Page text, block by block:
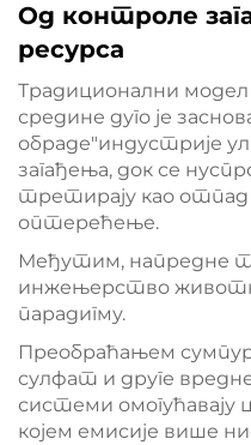
Од контроле
ресурса
Традиционални
средине дуго је
обраде"индустрије
загађења, док се
третирају као отпад
оптерећење.
Међутим, напредне
инжењерство
парадигму.
Преобраћањем
сулфат и друге
системи омогућавају
којем емисије више